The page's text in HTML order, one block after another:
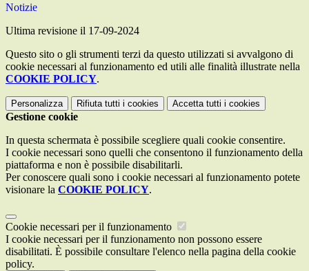
Notizie
Ultima revisione il 17-09-2024
Questo sito o gli strumenti terzi da questo utilizzati si avvalgono di
cookie necessari al funzionamento ed utili alle finalità illustrate nella
COOKIE POLICY.
Personalizza Rifiuta tutti i cookies Accetta tutti i cookies
Gestione cookie
In questa schermata è possibile scegliere quali cookie consentire.
I cookie necessari sono quelli che consentono il funzionamento della
piattaforma e non è possibile disabilitarli.
Per conoscere quali sono i cookie necessari al funzionamento potete
visionare la COOKIE POLICY.
Cookie necessari per il funzionamento
I cookie necessari per il funzionamento non possono essere
disabilitati. È possibile consultare l'elenco nella pagina della cookie
policy.